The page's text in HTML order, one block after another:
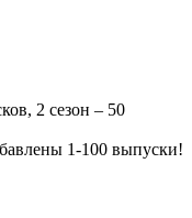
2 сезон – 50
1-100 выпуски!